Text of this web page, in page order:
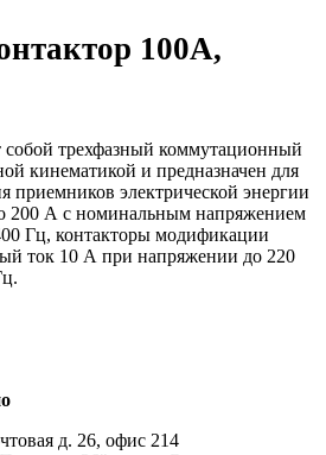
100А,
собой трехфазный коммутационный
кинематикой и предназначен для
приемников электрической энергии
200 А с номинальным напряжением
Гц, контакторы модификации
ток 10 А при напряжении до 220
д. 26, офис 214